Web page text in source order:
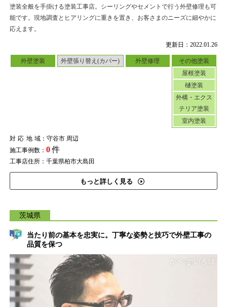
更新日：2022.01.26
外壁塗装 外壁張り替え(カバー) 外壁修理
その他塗装
屋根塗装
樋塗装
外構・エクス
テリア塗装
室内塗装
対応地域：守谷市 周辺
施工事例数： 0件
工事店住所：千葉県柏市大島田
もっと詳しく見る
塗装全般を手掛ける塗装工事店。シーリングやセメントで行う外壁修理も可
能です。現地調査とヒアリングに重きを置き、お客さまのニーズに細やかに
応えます。
茨城県
当たり前の基本を忠実に。丁寧な姿勢と技巧で外壁工事の
品質を保つ